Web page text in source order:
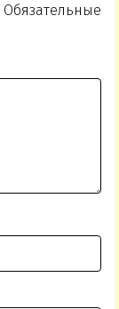
Обязательные